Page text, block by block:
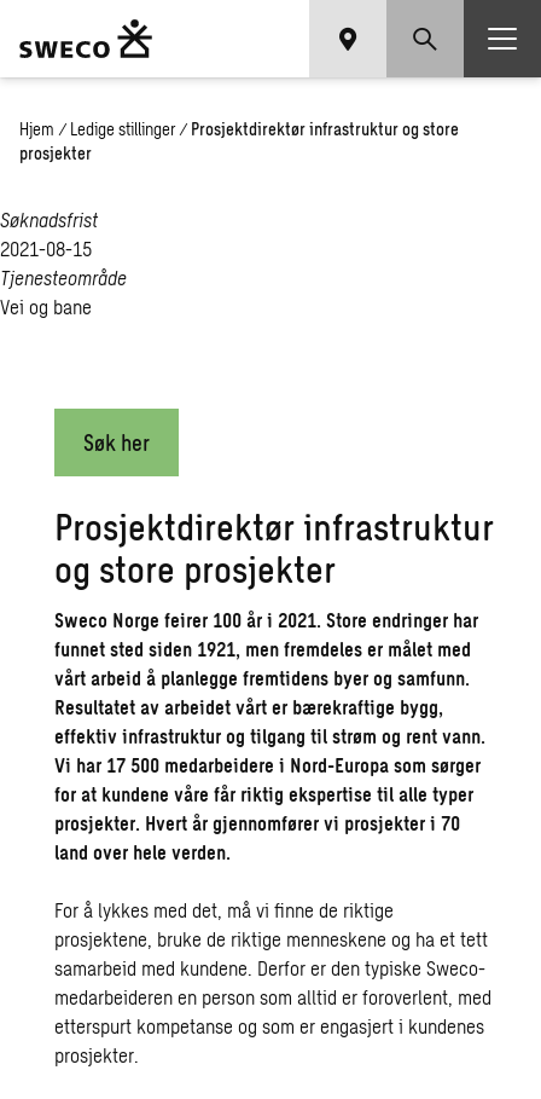
Hjem / Ledige stillinger / Prosjektdirektør infrastruktur og store
prosjekter
Søknadsfrist
2021-08-15
Tjenesteområde
Vei og bane
Søk her
Prosjektdirektør infrastruktur
og store prosjekter
Sweco Norge feirer 100 år i 2021. Store endringer har
funnet sted siden 1921, men fremdeles er målet med
vårt arbeid å planlegge fremtidens byer og samfunn.
Resultatet av arbeidet vårt er bærekraftige bygg,
effektiv infrastruktur og tilgang til strøm og rent vann.
Vi har 17 500 medarbeidere i Nord-Europa som sørger
for at kundene våre får riktig ekspertise til alle typer
prosjekter. Hvert år gjennomfører vi prosjekter i 70
land over hele verden.
For å lykkes med det, må vi finne de riktige
prosjektene, bruke de riktige menneskene og ha et tett
samarbeid med kundene. Derfor er den typiske Sweco-
medarbeideren en person som alltid er foroverlent, med
etterspurt kompetanse og som er engasjert i kundenes
prosjekter.